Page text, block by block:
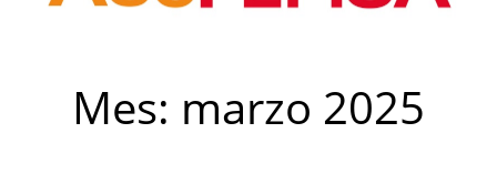
Mes: marzo 2025